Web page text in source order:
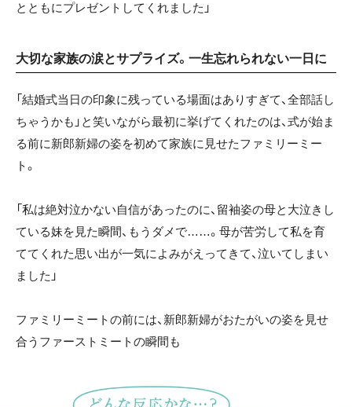
とともにプレゼントしてくれました」
大切な家族の涙とサプライズ。一生忘れられない一日に
「結婚式当日の印象に残っている場面はありすぎて、全部話し
ちゃうかも」と笑いながら最初に挙げてくれたのは、式が始ま
る前に新郎新婦の姿を初めて家族に見せたファミリーミー
ト。
「私は絶対泣かない自信があったのに、留袖姿の母と大泣きし
ている妹を見た瞬間、もうダメで……。母が苦労して私を育
ててくれた思い出が一気によみがえってきて、泣いてしまい
ました」
ファミリーミートの前には、新郎新婦がおたがいの姿を見せ
合うファーストミートの瞬間も